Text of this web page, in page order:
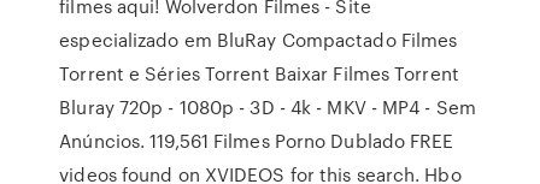
filmes aqui! Wolverdon Filmes - Site
especializado em BluRay Compactado Filmes
Torrent e Séries Torrent Baixar Filmes Torrent
Bluray 720p - 1080p - 3D - 4k - MKV - MP4 - Sem
Anúncios. 119,561 Filmes Porno Dublado FREE
videos found on XVIDEOS for this search. Hbo